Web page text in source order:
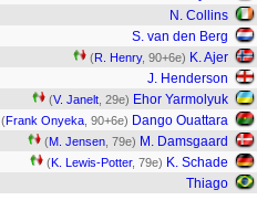
N. Collins
S. van den Berg
(R. Henry, 90+6e) K. Ajer
J. Henderson
(V. Janelt , 29e) Ehor Yarmolyuk
(Frank Onyeka , 90+6e) Dango Ouattara
(M. Jensen , 79e) M. Damsgaard
(K. Lewis-Potter, 79e) K. Schade
Thiago